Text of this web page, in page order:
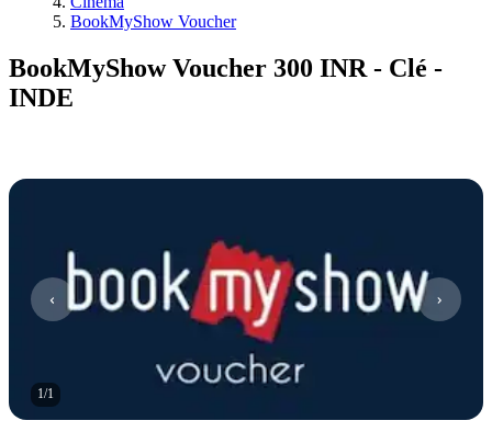
BookMyShow Voucher
BookMyShow Voucher 300 INR - Clé -
INDE
1/1